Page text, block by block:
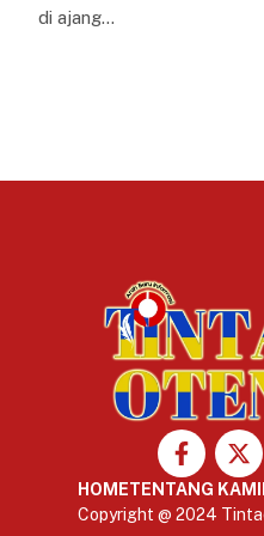
di ajang…
HOMETENTANG KAMI
Copyright @ 2024